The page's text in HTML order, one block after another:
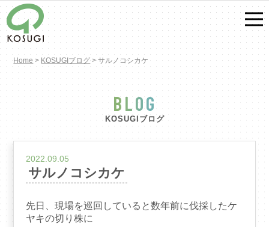
Home > KOSUGIブログ>サルノコシカケ
BLOG
KOSUGIブログ
2022.09.05
サルノコシカケ
先日、現場を巡回していると数年前に伐採したケ
ヤキの切り株に